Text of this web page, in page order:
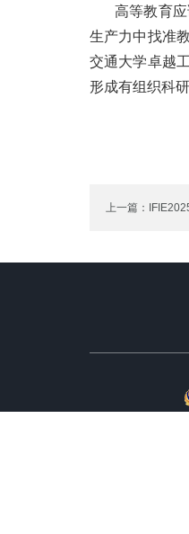
高等教育
生产力中找准
交通大学卓越
形成有组织科
上一篇：